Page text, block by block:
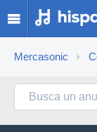
Mercasonic